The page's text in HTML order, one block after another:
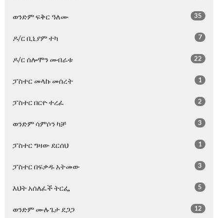
ወንድም ፍቅር ዓለሙ 35
ዶ/ር ቢኒያም ተካ 7
ዶ/ር ሰሎሞን መብራቱ 22
ፓስተር መላኩ መሰረት 1
ፓስተር በርዮ ተረፈ 2
ወንድም ሳምሶን ካቻ 3
ፓስተር ግዛው ደርሰህ 1
ፓስተር በፍቃዱ አትመው 3
እህት አሰለፈች ትርፌ 5
ወንድም ሙሉጌታ ደጋጋ 12